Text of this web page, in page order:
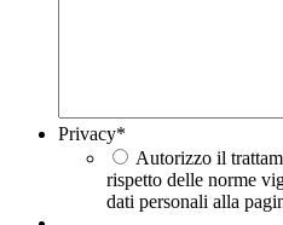
Privacy*
Autorizzo il
rispetto delle norme
dati personali alla